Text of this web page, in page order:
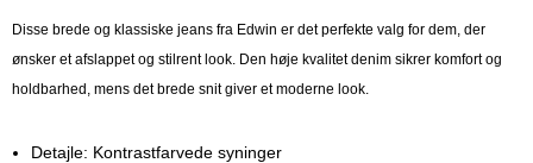
Disse brede og klassiske jeans fra Edwin er det perfekte valg for dem, der
ønsker et afslappet og stilrent look. Den høje kvalitet denim sikrer komfort og
holdbarhed, mens det brede snit giver et moderne look.
Detajle: Kontrastfarvede syninger